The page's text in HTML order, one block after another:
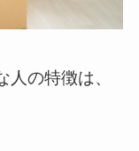
の特徴は、